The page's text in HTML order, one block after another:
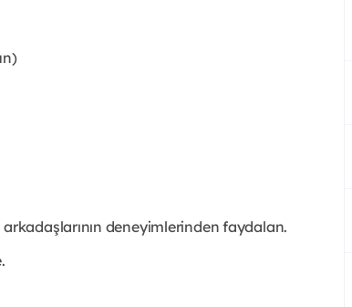
deneyimlerinden faydalan.